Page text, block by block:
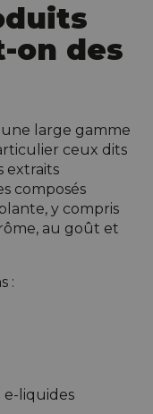
on des
large gamme
ceux dits
extraits
composés
y compris
au goût et
:
e-liquides